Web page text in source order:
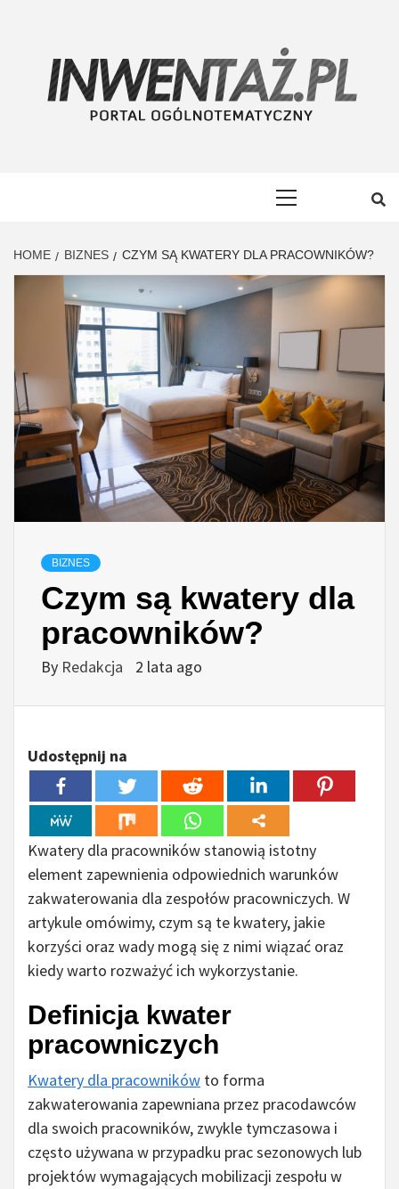
HOME BIZNES CZYM SĄ KWATERY DLA PRACOWNIKÓW?
BIZNES
Czym są kwatery dla
pracowników?
By Redakcja 2 lata ago
Udostępnij na
Kwatery dla pracowników stanowią istotny
element zapewnienia odpowiednich warunków
zakwaterowania dla zespołów pracowniczych. W
artykule omówimy, czym są te kwatery, jakie
korzyści oraz wady mogą się z nimi wiązać oraz
kiedy warto rozważyć ich wykorzystanie.
Definicja kwater
pracowniczych
Kwatery dla pracowników to forma
zakwaterowania zapewniana przez pracodawców
dla swoich pracowników, zwykle tymczasowa i
często używana w przypadku prac sezonowych lub
projektów wymagających mobilizacji zespołu w